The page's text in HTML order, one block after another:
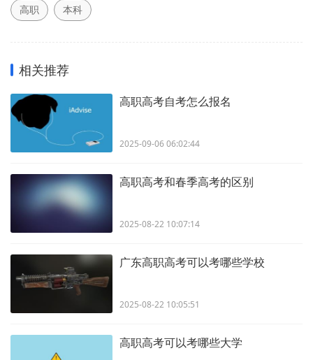
高职 本科
相关推荐
高职高考自考怎么报名
2025-09-06 06:02:44
高职高考和春季高考的区别
2025-08-22 10:07:14
广东高职高考可以考哪些学校
2025-08-22 10:05:51
高职高考可以考哪些大学